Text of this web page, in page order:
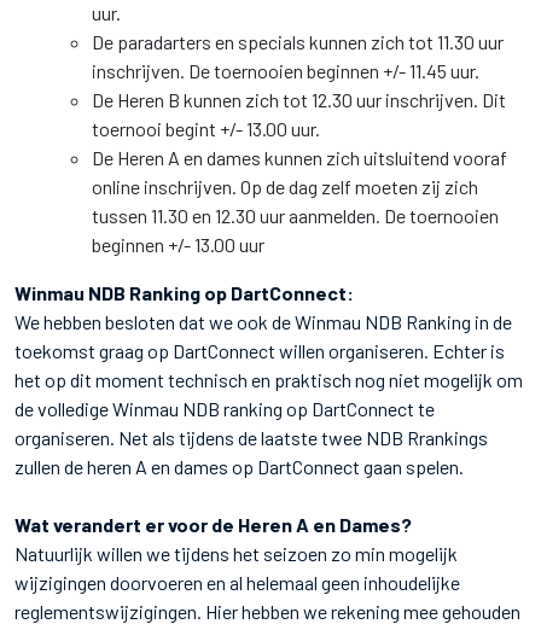
uur.
De paradarters en specials kunnen zich tot 11.30 uur
inschrijven. De toernooien beginnen +/- 11.45 uur.
De Heren B kunnen zich tot 12.30 uur inschrijven. Dit
toernooi begint +/- 13.00 uur.
De Heren A en dames kunnen zich uitsluitend vooraf
online inschrijven. Op de dag zelf moeten zij zich
tussen 11.30 en 12.30 uur aanmelden. De toernooien
beginnen +/- 13.00 uur
Winmau NDB Ranking op DartConnect:
We hebben besloten dat we ook de Winmau NDB Ranking in de
toekomst graag op DartConnect willen organiseren. Echter is
het op dit moment technisch en praktisch nog niet mogelijk om
de volledige Winmau NDB ranking op DartConnect te
organiseren. Net als tijdens de laatste twee NDB Rrankings
zullen de heren A en dames op DartConnect gaan spelen.
Wat verandert er voor de Heren A en Dames?
Natuurlijk willen we tijdens het seizoen zo min mogelijk
wijzigingen doorvoeren en al helemaal geen inhoudelijke
reglementswijzigingen. Hier hebben we rekening mee gehouden